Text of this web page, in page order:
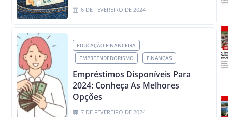
6 DE FEVEREIRO DE 2024
EDUCAÇÃO FINANCEIRA
EMPREENDEDORISMO
FINANÇAS
Empréstimos Disponíveis Para
2024: Conheça As Melhores
Opções
7 DE FEVEREIRO DE 2024